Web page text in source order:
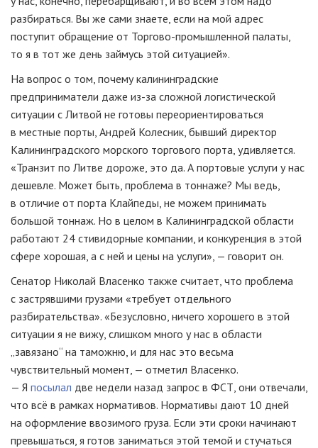
разбираться. Вы же сами знаете, если на мой адрес
поступит обращение от Торгово-промышленной палаты,
то я в тот же день займусь этой ситуацией».
На вопрос о том, почему калининградские
предприниматели даже из-за сложной логистической
ситуации с Литвой не готовы переориентироваться
в местные порты, Андрей Колесник, бывший директор
Калининградского морского торгового порта, удивляется.
«Транзит по Литве дороже, это да. А портовые услуги у нас
дешевле. Может быть, проблема в тоннаже? Мы ведь,
в отличие от порта Клайпеды, не можем принимать
большой тоннаж. Но в целом в Калининградской области
работают 24 стивидорные компании, и конкуренция в этой
сфере хорошая, а с ней и цены на услуги», — говорит он.
Сенатор Николай Власенко также считает, что проблема
с застрявшими грузами «требует отдельного
разбирательства». «Безусловно, ничего хорошего в этой
ситуации я не вижу, слишком много у нас в области
„завязано“ на таможню, и для нас это весьма
чувствительный момент, — отметил Власенко.
— Я посылал две недели назад запрос в ФСТ, они отвечали,
что всё в рамках нормативов. Нормативы дают 10 дней
на оформление ввозимого груза. Если эти сроки начинают
превышаться, я готов заниматься этой темой и стучаться